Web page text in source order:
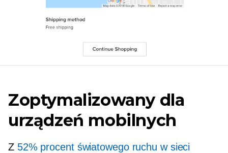
Zoptymalizowany dla
urządzeń mobilnych
Z 52% procent światowego ruchu w sieci